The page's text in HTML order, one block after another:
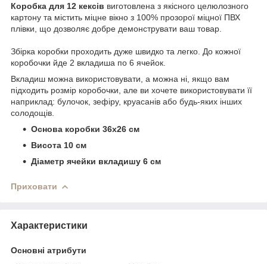
Коробка для 12 кексів виготовлена з якісного целюлозного
картону та містить міцне вікно з 100% прозорої міцної ПВХ
плівки, що дозволяє добре демонструвати ваш товар.
Збірка коробки проходить дуже швидко та легко. До кожної
коробочки йде 2 вкладиша по 6 ячейок.
Вкладиш можна використовувати, а можна ні, якщо вам
підходить розмір коробочки, але ви хочете використовувати її
наприклад: булочок, зефіру, круасанів або будь-яких інших
солодощів.
Основа коробки 36х26 см
Висота 10 см
Діаметр ячейки вкладишу 6 см
Приховати
Характеристики
Основні атрибути